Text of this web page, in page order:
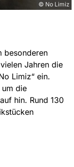
© No Limiz
besonderen
Jahren die
Limiz“ ein.
die
hin. Rund 130